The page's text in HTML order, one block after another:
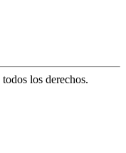
los derechos.